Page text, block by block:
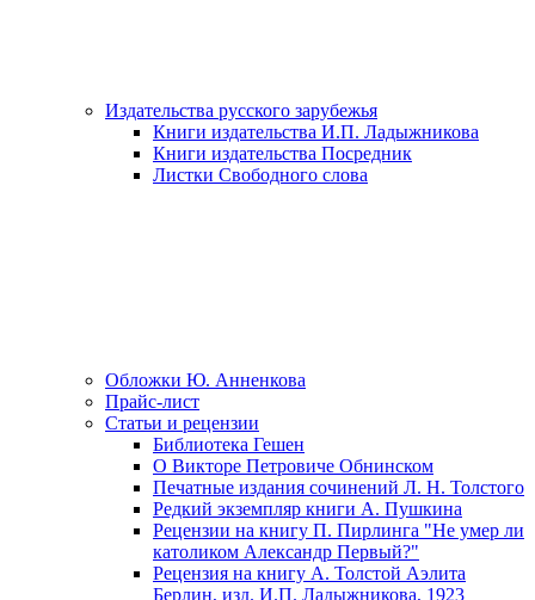
Издательства русского зарубежья
Книги издательства И.П. Ладыжникова
Книги издательства Посредник
Листки Свободного слова
Обложки Ю. Анненкова
Прайс-лист
Статьи и рецензии
Библиотека Гешен
О Викторе Петровиче Обнинском
Печатные издания сочинений Л. Н. Толстого
Редкий экземпляр книги А. Пушкина
Рецензии на книгу П. Пирлинга "Не умер ли
католиком Александр Первый?"
Рецензия на книгу А. Толстой Аэлита
Берлин, изд. И.П. Ладыжникова, 1923